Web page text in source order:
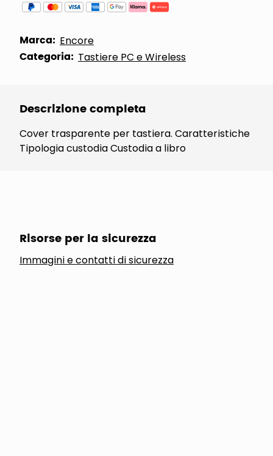
Marca: Encore
Categoria: Tastiere PC e Wireless
Descrizione completa
Cover trasparente per tastiera. Caratteristiche
Tipologia custodia Custodia a libro
Risorse per la sicurezza
Immagini e contatti di sicurezza